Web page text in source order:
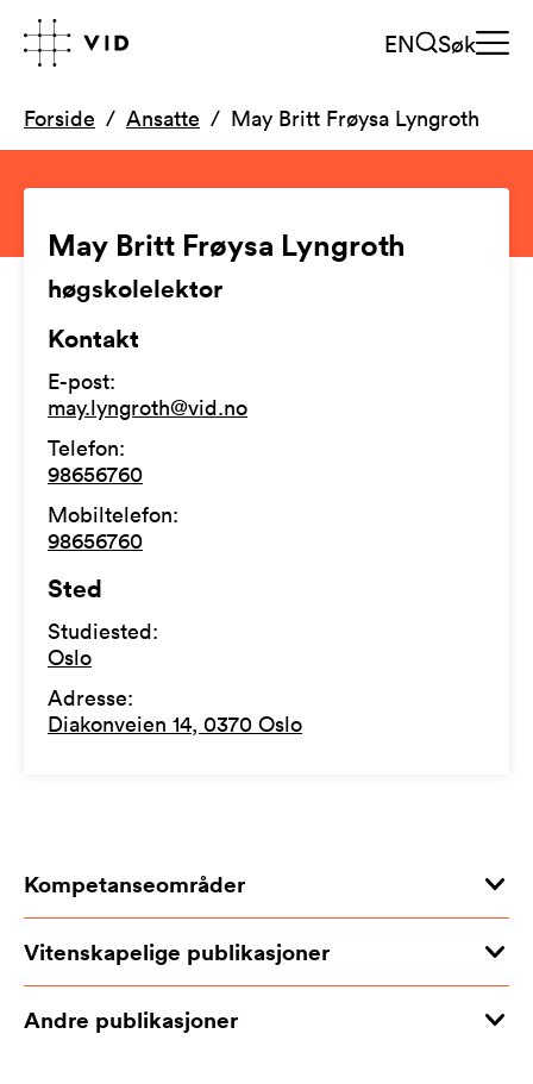
EN Søk
Forside Ansatte May Britt Frøysa Lyngroth
May Britt Frøysa Lyngroth
høgskolelektor
Kontakt
E-post:
may.lyngroth@vid.no
Telefon:
98656760
Mobiltelefon:
98656760
Sted
Studiested:
Oslo
Adresse:
Diakonveien 14, 0370 Oslo
Kompetanseområder
Vitenskapelige publikasjoner
Andre publikasjoner